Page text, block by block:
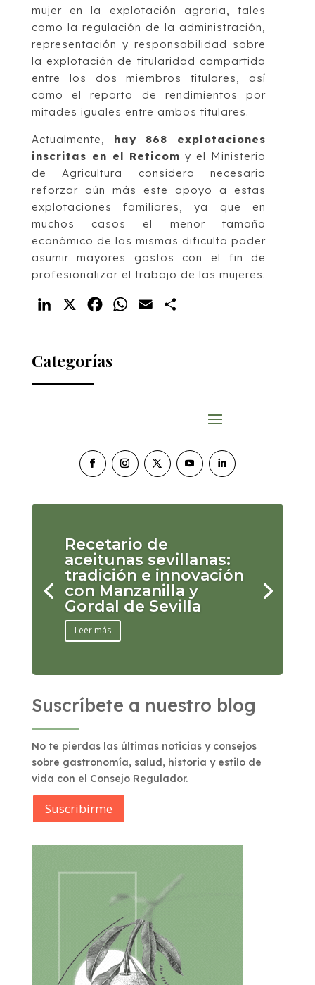
mujer en la explotación agraria, tales
como la regulación de la administración,
representación y responsabilidad sobre
la explotación de titularidad compartida
entre los dos miembros titulares, así
como el reparto de rendimientos por
mitades iguales entre ambos titulares.
Actualmente, hay 868 explotaciones
inscritas en el Reticom y el Ministerio
de Agricultura considera necesario
reforzar aún más este apoyo a estas
explotaciones familiares, ya que en
muchos casos el menor tamaño
económico de las mismas dificulta poder
asumir mayores gastos con el fin de
profesionalizar el trabajo de las mujeres.
LinkedIn FacebookWhatsApp
Email
Categorías
Recetario de
aceitunas sevillanas:
tradición e innovación
con Manzanilla y
Gordal de Sevilla
Leer más
Suscríbete a nuestro blog
No te pierdas las últimas noticias y consejos
sobre gastronomía, salud, historia y estilo de
vida con el Consejo Regulador.
Suscribírme